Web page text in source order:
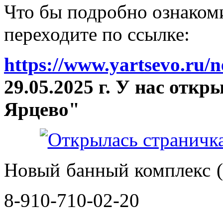
Что бы подробно
переходите по ссылке:
https://www.yartsevo.ru/
29.05.2025 г. У нас
Ярцево"
Новый банный комплекс
8-910-710-02-20